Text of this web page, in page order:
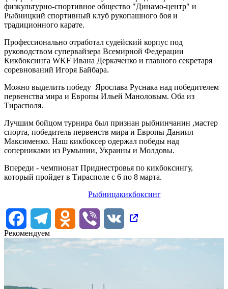
физкультурно-спортивное общество "Динамо-центр" и
Рыбницкий спортивный клуб рукопашного боя и
традиционного карате.
Профессионально отработал судейский корпус под
руководством супервайзера Всемирной Федерации
Кикбоксинга WKF Ивана Деркаченко и главного секретаря
соревнований Игоря Байбара.
Можно выделить победу Ярослава Руснака над победителем
первенства мира и Европы Ильей Маноловым. Оба из
Тирасполя.
Лучшим бойцом турнира был признан рыбнинчанин ,мастер
спорта, победитель первенств мира и Европы Даниил
Максименко. Наш кикбоксер одержал победы над
соперниками из Румынии, Украины и Молдовы.
Впереди - чемпионат Приднестровья по кикбоксингу,
который пройдет в Тирасполе с 6 по 8 марта.
Рыбницакикбоксинг
FacebookTelegram Odnoklassniki
Viber
VK
Рекомендуем